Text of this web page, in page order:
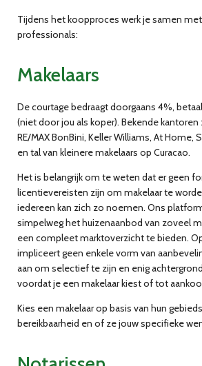
Tijdens het koopproces werk je samen
professionals:
Makelaars
De courtage bedraagt doorgaans 4%,
(niet door jou als koper). Bekende
RE/MAX BonBini, Keller Williams, At Home,
en tal van kleinere makelaars op Curacao.
Het is belangrijk om te weten dat er geen
licentievereisten zijn om makelaar te
iedereen kan zich zo noemen. Ons
simpelweg het huizenaanbod van zoveel
een compleet marktoverzicht te bieden.
impliceert geen enkele vorm van
aan om selectief te zijn en enig
voordat je een makelaar kiest of tot
Kies een makelaar op basis van hun
bereikbaarheid en of ze jouw specifieke